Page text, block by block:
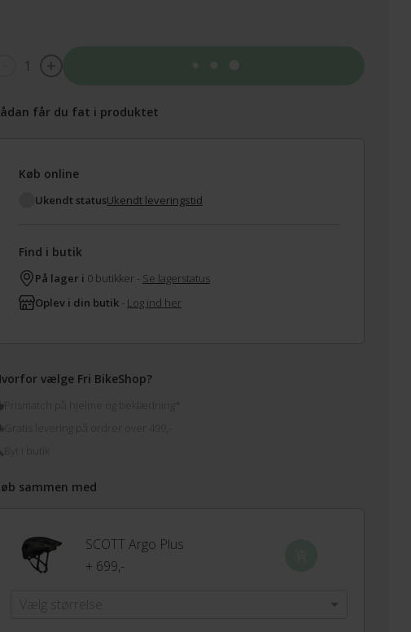
1
får du fat i produktet
Køb online
Ukendt statusUkendt leveringstid
Find i butik
På lager i 0 butikker - Se lagerstatus
Oplev i din butik - Log ind her
vælge Fri BikeShop?
Prismatch på hjelme og beklædning*
sammen med
SCOTT Argo Plus
+ 699,-
Vælg størrelse